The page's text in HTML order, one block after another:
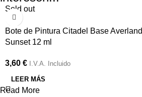
Sold out
Bote de Pintura Citadel Base Averland
Sunset 12 ml
3,60 € I.V.A. Incluido
LEER MÁS
Read More